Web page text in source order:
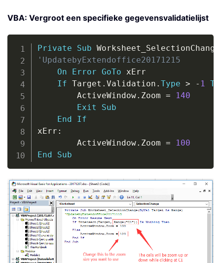
VBA: Vergroot een specifieke gegevensvalidatielijst
Private Sub Worksheet_SelectionChange
'UpdatebyExtendoffice20171215
On
Error GoTo xErr
If Target . Validation . Type > - 1
        ActiveWindow
. Zoom =
140
Exit
Sub
End
If
xErr :
        ActiveWindow
. Zoom =
100
End
Sub
Copy